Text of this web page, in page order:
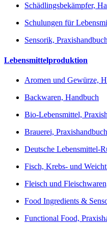
Schädlingsbekämpfer,
Schulungen für
Sensorik, Praxishandbuch
Lebensmittelproduktion
Aromen und Gewürze,
Backwaren, Handbuch
Bio-Lebensmittel,
Brauerei, Praxishandbuch
Deutsche Lebensmittel-
Fisch, Krebs- und
Fleisch und
Food Ingredients &
Functional Food,